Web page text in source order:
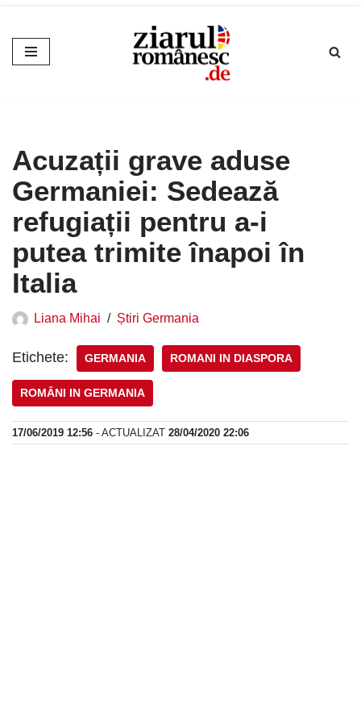
Sari
la
Acuzații grave aduse
Germaniei: Sedează
refugiații pentru a-i
putea trimite înapoi în
Italia
Liana Mihai Știri Germania
Etichete: GERMANIA ROMANI IN DIASPORA
ROMÂNI IN GERMANIA
17/06/2019 12:56 - ACTUALIZAT 28/04/2020 22:06